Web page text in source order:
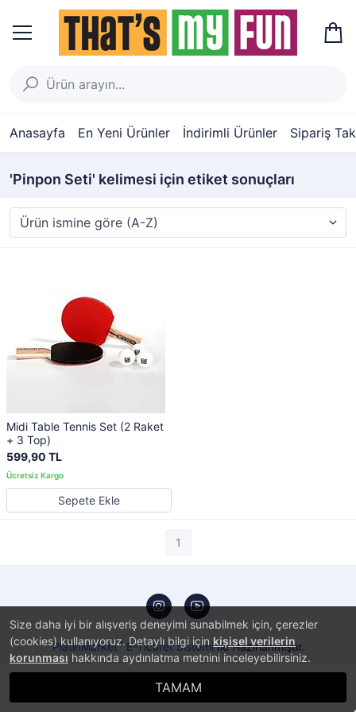
Anasayfa En Yeni Ürünler İndirimli Ürünler Sipariş
Size daha iyi bir alışveriş deneyimi sunabilmek için, çerezler
(cookies) kullanıyoruz. Detaylı bilgi içinkişisel verilerin
korunması hakkında aydınlatma metnini inceleyebilirsiniz.
TAMAM
'Pinpon Seti' kelimesi için etiket sonuçları
Midi Table Tennis Set (2 Raket
+ 3 Top)
599,90 TL
Sepete Ekle
1
PlatinMarket®E-Ticaret Sistemiİle Hazırlanmıştır.